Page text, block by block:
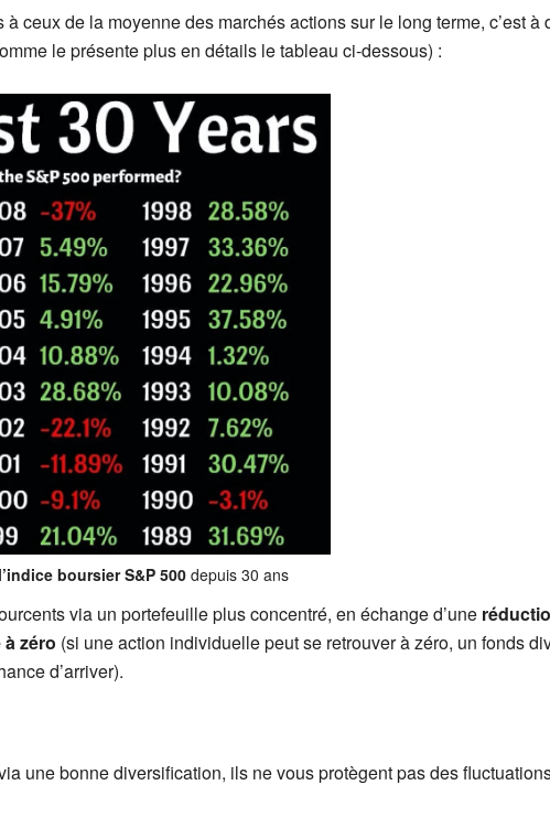
ceux de la moyenne des marchés actions sur le long terme, c’est à
le présente plus en détails le tableau ci-dessous) :
l’indice boursier S&P 500depuis 30 ans
via un portefeuille plus concentré, en échange d’une
zéro (si une action individuelle peut se retrouver à zéro, un fonds
d’arriver).
une bonne diversification, ils ne vous protègent pas des